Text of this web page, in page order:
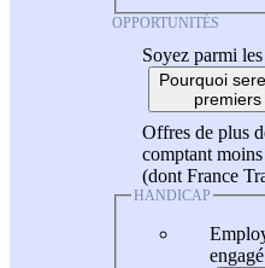
OPPORTUNITÉS
Soyez parmi
Pourquoi
Offres de plus
comptant
(dont France
HANDICAP
engagé